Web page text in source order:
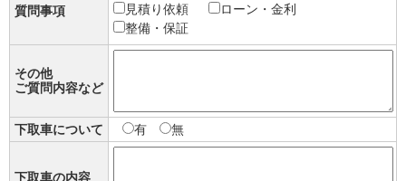
質問事項
見積り依頼
ローン・金利
整備・保証
その他
ご質問内容など
下取車について 有 無
下取車の内容